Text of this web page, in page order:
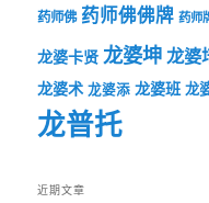
药师佛 药师佛佛牌 药师
龙婆卡贤 龙婆坤龙婆
龙婆术 龙婆添 龙婆班 龙
龙普托
近期文章